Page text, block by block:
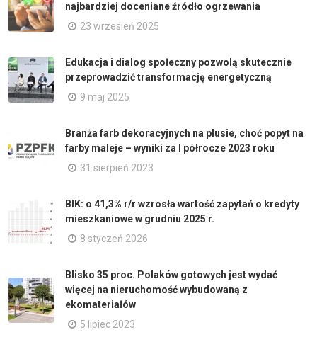
najbardziej doceniane źródło ogrzewania
23 wrzesień 2025
Edukacja i dialog społeczny pozwolą skutecznie
przeprowadzić transformację energetyczną
9 maj 2025
Branża farb dekoracyjnych na plusie, choć popyt na
farby maleje – wyniki za I półrocze 2023 roku
31 sierpień 2023
BIK: o 41,3% r/r wzrosła wartość zapytań o kredyty
mieszkaniowe w grudniu 2025 r.
8 styczeń 2026
Blisko 35 proc. Polaków gotowych jest wydać
więcej na nieruchomość wybudowaną z
ekomateriałów
5 lipiec 2023